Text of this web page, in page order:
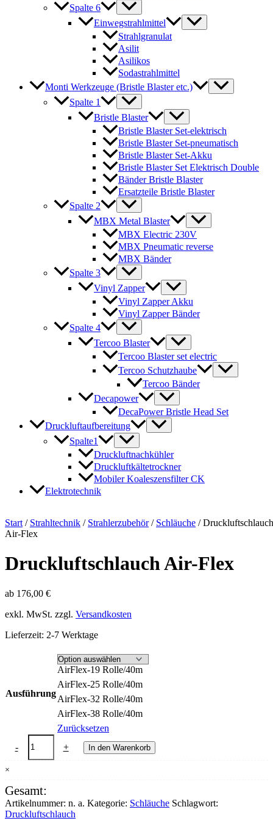
Spalte 6
Einwegstrahlmittel
Strahlgranulat
Asilit
Asilikos
Sodastrahlmittel
Monti Werkzeuge (Bristle Blaster etc.)
Spalte 1
Bristle Blaster
Bristle Blaster Set-elektrisch
Bristle Blaster Set-pneumatisch
Bristle Blaster Set-Akku
Bristle Blaster Set Elektrisch Double
Bänder Bristle Blaster
Ersatzteile Bristle Blaster
Spalte 2
MBX Metal Blaster
MBX Electric 230V
MBX Pneumatic reverse
MBX Bänder
Spalte 3
Vinyl Zapper
Vinyl Zapper Akku
Vinyl Zapper Bänder
Spalte 4
Tercoo Blaster
Tercoo Blaster set electric
Tercoo Schutzhaube
Tercoo Bänder
Decapower
DecaPower Bristle Head Set
Druckluftaufbereitung
Spalte1
Druckluftnachkühler
Druckluftkältetrockner
Mobiler Koaleszensfilter CK
Elektrotechnik
Start / Strahltechnik / Strahlerzubehör/ Schläuche / Druckluftschlauch
Air-Flex
Druckluftschlauch Air-Flex
ab 176,00 €
exkl. MwSt. zzgl. Versandkosten
Lieferzeit: 2-7 Werktage
Ausführung
AirFlex-19 Rolle/40m
AirFlex-25 Rolle/40m
AirFlex-32 Rolle/40m
AirFlex-38 Rolle/40m
Zurücksetzen
-
Druckluftschlauch
Air-
Menge
+ In den Warenkorb
×
Gesamt:
Artikelnummer: n. a. Kategorie: Schläuche Schlagwort:
Druckluftschlauch